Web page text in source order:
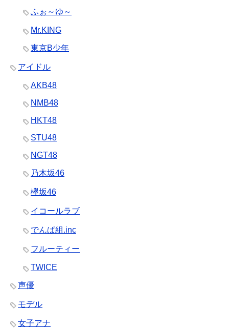
ふぉ～ゆ～
Mr.KING
東京B少年
アイドル
AKB48
NMB48
HKT48
STU48
NGT48
乃木坂46
欅坂46
イコールラブ
でんぱ組.inc
フルーティー
TWICE
声優
モデル
女子アナ